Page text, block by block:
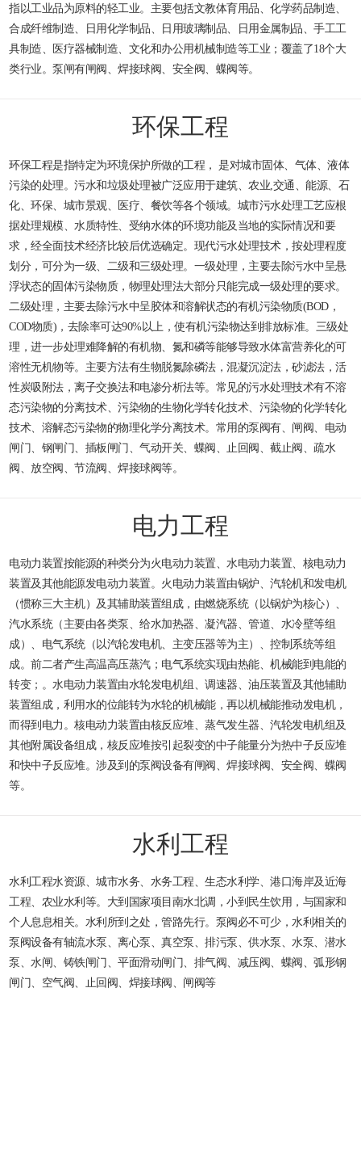
指以工业品为原料的轻工业。主要包括文教体育用品、化学药品制造、
合成纤维制造、日用化学制品、日用玻璃制品、日用金属制品、手工工
具制造、医疗器械制造、文化和办公用机械制造等工业；覆盖了18个大
类行业。泵闸有闸阀、焊接球阀、安全阀、蝶阀等。
环保工程
环保工程是指特定为环境保护所做的工程， 是对城市固体、气体、液体
污染的处理。污水和垃圾处理被广泛应用于建筑、农业,交通、能源、石
化、环保、城市景观、医疗、餐饮等各个领域。城市污水处理工艺应根
据处理规模、水质特性、受纳水体的环境功能及当地的实际情况和要
求，经全面技术经济比较后优选确定。现代污水处理技术，按处理程度
划分，可分为一级、二级和三级处理。一级处理，主要去除污水中呈悬
浮状态的固体污染物质，物理处理法大部分只能完成一级处理的要求。
二级处理，主要去除污水中呈胶体和溶解状态的有机污染物质(BOD，
COD物质)，去除率可达90%以上，使有机污染物达到排放标准。三级处
理，进一步处理难降解的有机物、氮和磷等能够导致水体富营养化的可
溶性无机物等。主要方法有生物脱氮除磷法，混凝沉淀法，砂滤法，活
性炭吸附法，离子交换法和电渗分析法等。常见的污水处理技术有不溶
态污染物的分离技术、污染物的生物化学转化技术、污染物的化学转化
技术、溶解态污染物的物理化学分离技术。常用的泵阀有、闸阀、电动
闸门、钢闸门、插板闸门、气动开关、蝶阀、止回阀、截止阀、疏水
阀、放空阀、节流阀、焊接球阀等。
电力工程
电动力装置按能源的种类分为火电动力装置、水电动力装置、核电动力
装置及其他能源发电动力装置。火电动力装置由锅炉、汽轮机和发电机
（惯称三大主机）及其辅助装置组成，由燃烧系统（以锅炉为核心）、
汽水系统（主要由各类泵、给水加热器、凝汽器、管道、水冷壁等组
成）、电气系统（以汽轮发电机、主变压器等为主）、控制系统等组
成。前二者产生高温高压蒸汽；电气系统实现由热能、机械能到电能的
转变；。水电动力装置由水轮发电机组、调速器、油压装置及其他辅助
装置组成，利用水的位能转为水轮的机械能，再以机械能推动发电机，
而得到电力。核电动力装置由核反应堆、蒸气发生器、汽轮发电机组及
其他附属设备组成，核反应堆按引起裂变的中子能量分为热中子反应堆
和快中子反应堆。涉及到的泵阀设备有闸阀、焊接球阀、安全阀、蝶阀
等。
水利工程
水利工程水资源、城市水务、水务工程、生态水利学、港口海岸及近海
工程、农业水利等。大到国家项目南水北调，小到民生饮用，与国家和
个人息息相关。水利所到之处，管路先行。泵阀必不可少，水利相关的
泵阀设备有轴流水泵、离心泵、真空泵、排污泵、供水泵、水泵、潜水
泵、水闸、铸铁闸门、平面滑动闸门、排气阀、减压阀、蝶阀、弧形钢
闸门、空气阀、止回阀、焊接球阀、闸阀等